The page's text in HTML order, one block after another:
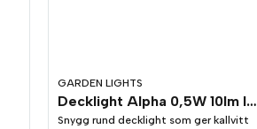
GARDEN LIGHTS
Decklight Alpha 0,5W 10lm IP67
Snygg rund decklight som ger kallvitt